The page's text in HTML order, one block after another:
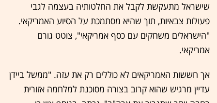
שישראל מתעקשת לקבל את החלטותיה בעצמה לגבי
פעולות צבאיות, תוך שהיא מסתמכת על הסיוע האמריקאי.
"הישראלים משחקים עם כסף אמריקאי", צוטט גורם
אמריקאי.
אך חששות האמריקאים לא כוללים רק את עזה. "ממשל ביידן
עדיין מרגיש שהוא קרוב בצורה מסוכנת למלחמה אזורית